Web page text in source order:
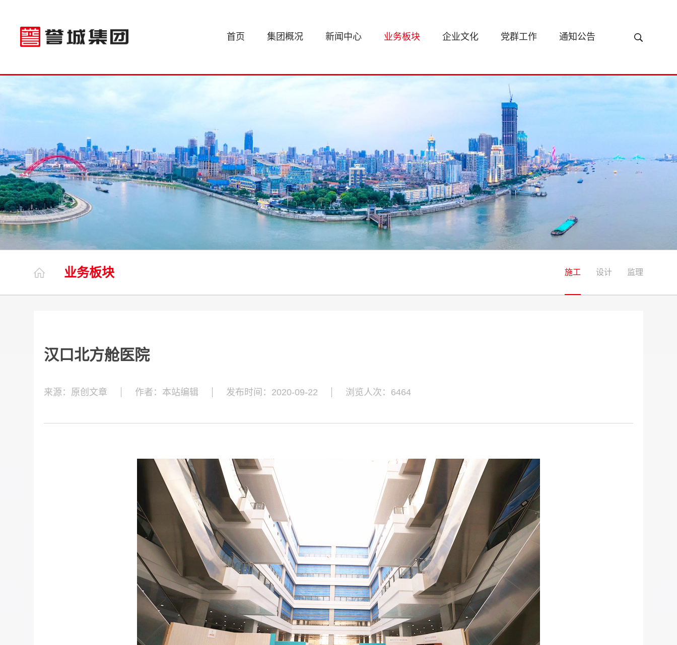
首页 集团概况 新闻中心 业务板块 企业文化 党群工作 通知公告
业务板块 施工 设计 监理
汉口北方舱医院
来源：原创文章 作者：本站编辑 发布时间：2020-09-22 浏览人次：6464